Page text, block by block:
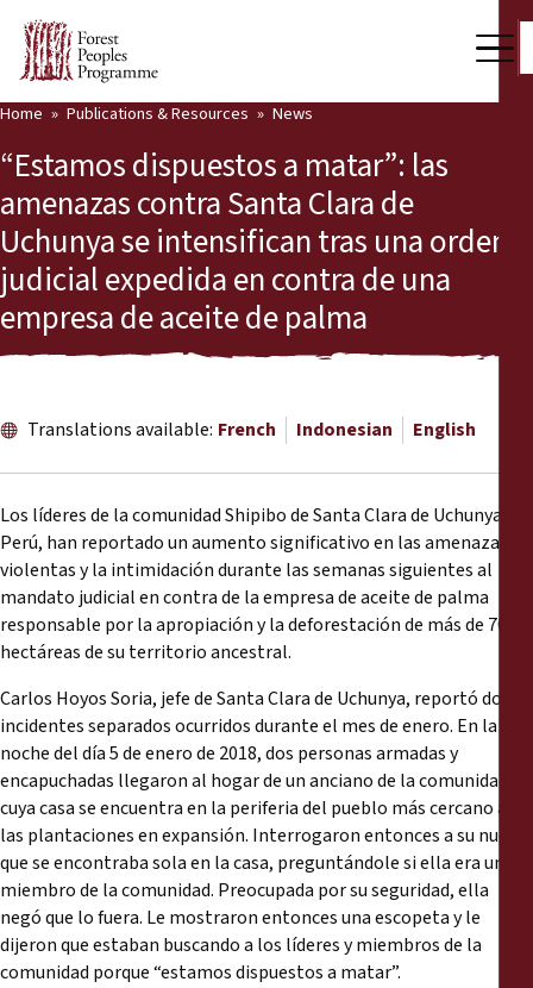
Support Us
Our Work
Community Voices
Partners & Countries
Latest News
Publications & Resources
Publications & Resources
News
Reports
Press Releases
Briefing Papers
Legal Submissions
Declarations
Annual Reports
Home Publications & Resources News
“Estamos dispuestos a matar”: las
amenazas contra Santa Clara de
Uchunya se intensifican tras una orden
judicial expedida en contra de una
empresa de aceite de palma
Translations available: French Indonesian English
Los líderes de la comunidad Shipibo de Santa Clara de Uchunya,
Perú, han reportado un aumento significativo en las amenazas
violentas y la intimidación durante las semanas siguientes al
mandato judicial en contra de la empresa de aceite de palma
responsable por la apropiación y la deforestación de más de 7000
hectáreas de su territorio ancestral.
Carlos Hoyos Soria, jefe de Santa Clara de Uchunya, reportó dos
incidentes separados ocurridos durante el mes de enero. En la
noche del día 5 de enero de 2018, dos personas armadas y
encapuchadas llegaron al hogar de un anciano de la comunidad,
cuya casa se encuentra en la periferia del pueblo más cercano a
las plantaciones en expansión. Interrogaron entonces a su nuera,
que se encontraba sola en la casa, preguntándole si ella era un
miembro de la comunidad. Preocupada por su seguridad, ella
negó que lo fuera. Le mostraron entonces una escopeta y le
dijeron que estaban buscando a los líderes y miembros de la
comunidad porque “estamos dispuestos a matar”.